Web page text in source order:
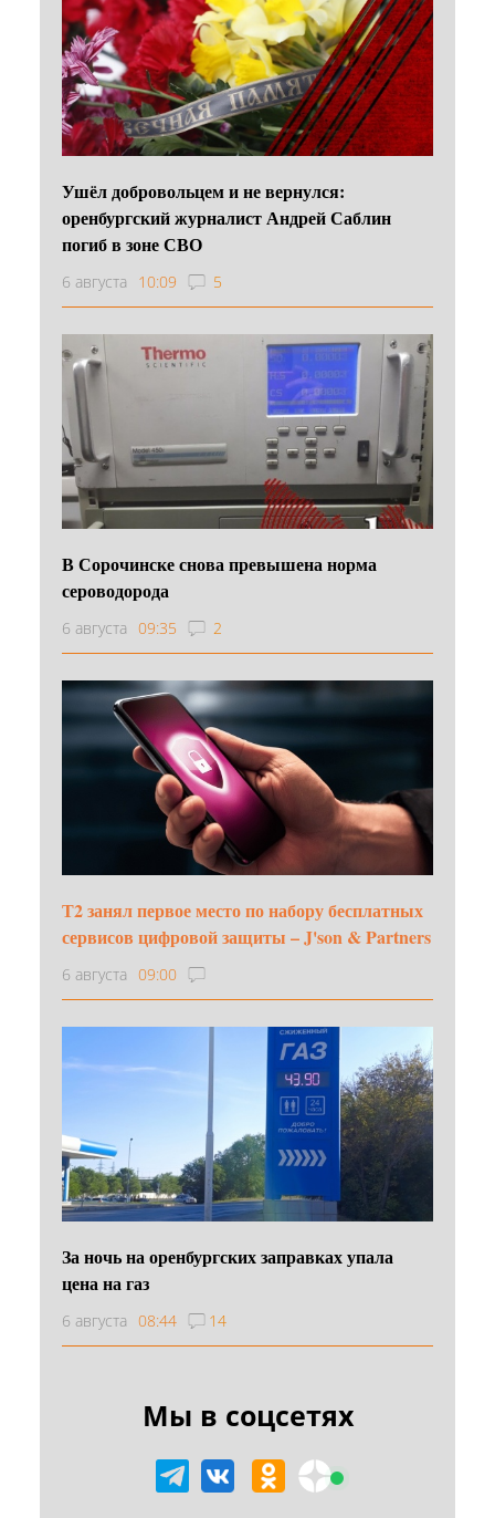
Ушёл добровольцем и не вернулся:
оренбургский журналист Андрей Саблин
погиб в зоне СВО
6 августа 10:09 5
В Сорочинске снова превышена норма
сероводорода
6 августа 09:35 2
Т2 занял первое место по набору бесплатных
сервисов цифровой защиты – J'son & Partners
6 августа 09:00
За ночь на оренбургских заправках упала
цена на газ
6 августа 08:44 14
Мы в соцсетях